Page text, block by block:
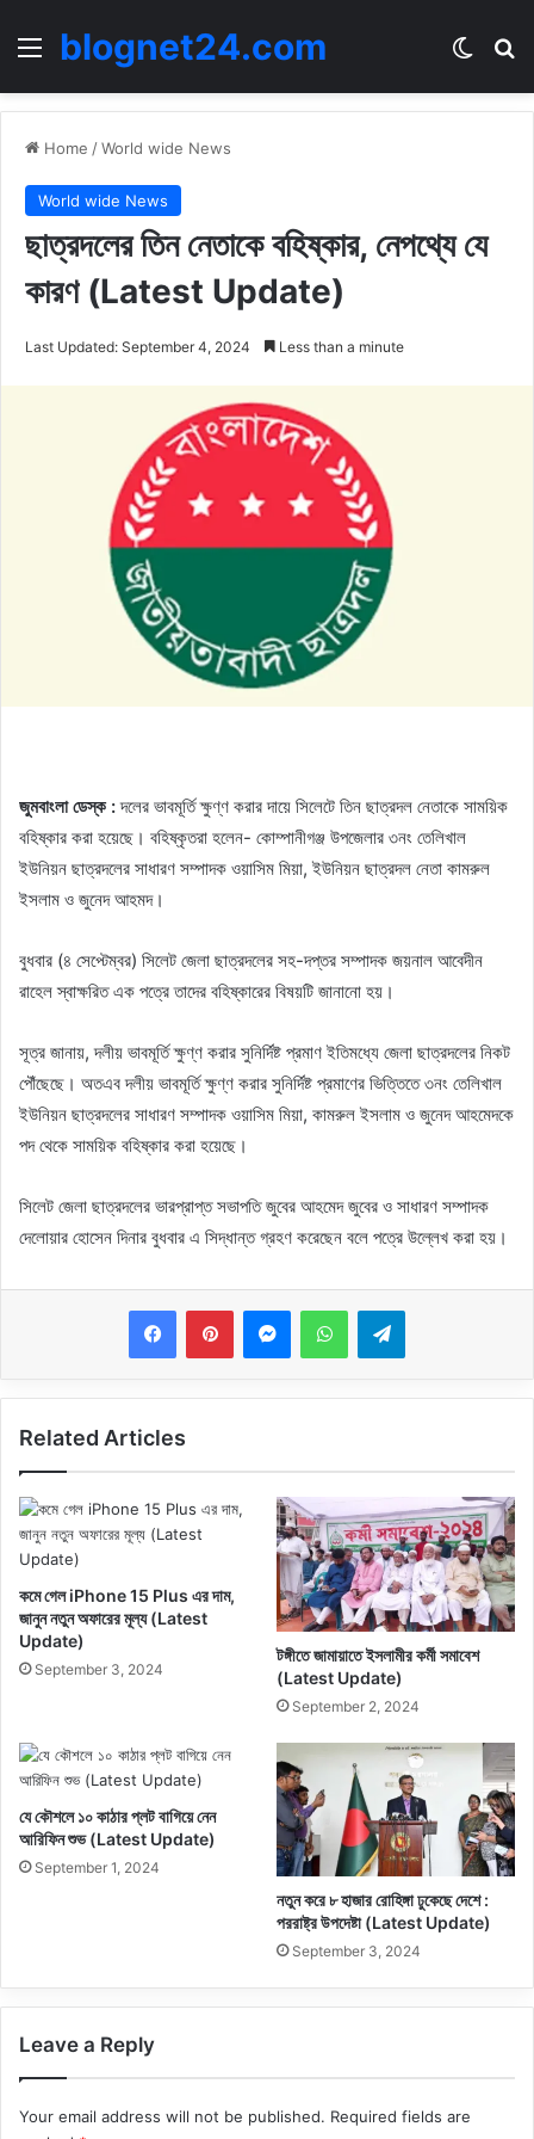
Menublognet24.com
Home /World wide News
World wide News
ছাত্রদলের তিন নেতাকে বহিষ্কার, নেপথ্যে যে
কারণ (Latest Update)
Last Updated: September 4, 2024 Less than a minute
জুমবাংলা ডেস্ক :দলের ভাবমূর্তি ক্ষুণ্ণ করার দায়ে সিলেটে তিন ছাত্রদল নেতাকে সাময়িক
বহিষ্কার করা হয়েছে। বহিষ্কৃতরা হলেন- কোম্পানীগঞ্জ উপজেলার ৩নং তেলিখাল
ইউনিয়ন ছাত্রদলের সাধারণ সম্পাদক ওয়াসিম মিয়া, ইউনিয়ন ছাত্রদল নেতা কামরুল
ইসলাম ও জুনেদ আহমদ।
বুধবার (৪ সেপ্টেম্বর) সিলেট জেলা ছাত্রদলের সহ-দপ্তর সম্পাদক জয়নাল আবেদীন
রাহেল স্বাক্ষরিত এক পত্রে তাদের বহিষ্কারের বিষয়টি জানানো হয়।
সূত্র জানায়, দলীয় ভাবমূর্তি ক্ষুণ্ণ করার সুনির্দিষ্ট প্রমাণ ইতিমধ্যে জেলা ছাত্রদলের নিকট
পৌঁছেছে। অতএব দলীয় ভাবমূর্তি ক্ষুণ্ণ করার সুনির্দিষ্ট প্রমাণের ভিত্তিতে ৩নং তেলিখাল
ইউনিয়ন ছাত্রদলের সাধারণ সম্পাদক ওয়াসিম মিয়া, কামরুল ইসলাম ও জুনেদ আহমেদকে
পদ থেকে সাময়িক বহিষ্কার করা হয়েছে।
সিলেট জেলা ছাত্রদলের ভারপ্রাপ্ত সভাপতি জুবের আহমেদ জুবের ও সাধারণ সম্পাদক
দেলোয়ার হোসেন দিনার বুধবার এ সিদ্ধান্ত গ্রহণ করেছেন বলে পত্রে উল্লেখ করা হয়।
MessengerWhatsAppTelegram
Related Articles
কমে গেল iPhone 15 Plus এর দাম,
জানুন নতুন অফারের মূল্য (Latest
Update)
September 3, 2024
টঙ্গীতে জামায়াতে ইসলামীর কর্মী সমাবেশ
(Latest Update)
September 2, 2024
যে কৌশলে ১০ কাঠার প্লট বাগিয়ে নেন
আরিফিন শুভ (Latest Update)
September 1, 2024
নতুন করে ৮ হাজার রোহিঙ্গা ঢুকেছে দেশে :
পররাষ্ট্র উপদেষ্টা (Latest Update)
September 3, 2024
Leave a Reply
Your email address will not be published. Required fields are